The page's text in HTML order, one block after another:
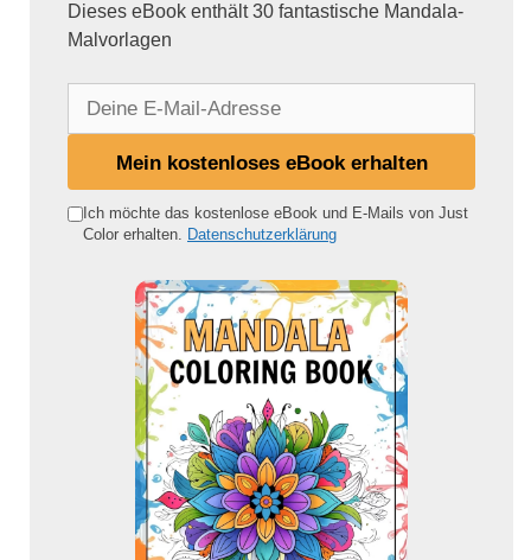
Dieses eBook enthält 30 fantastische Mandala-
Malvorlagen
e
Mein kostenloses eBook erhalten
Ich möchte das kostenlose eBook und E-Mails von Just
Color erhalten.
Datenschutzerklärung